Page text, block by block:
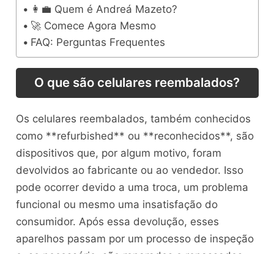
👩‍💼 Quem é Andreá Mazeto?
🚀 Comece Agora Mesmo
FAQ: Perguntas Frequentes
O que são celulares reembalados?
Os celulares reembalados, também conhecidos
como **refurbished** ou **reconhecidos**, são
dispositivos que, por algum motivo, foram
devolvidos ao fabricante ou ao vendedor. Isso
pode ocorrer devido a uma troca, um problema
funcional ou mesmo uma insatisfação do
consumidor. Após essa devolução, esses
aparelhos passam por um processo de inspeção